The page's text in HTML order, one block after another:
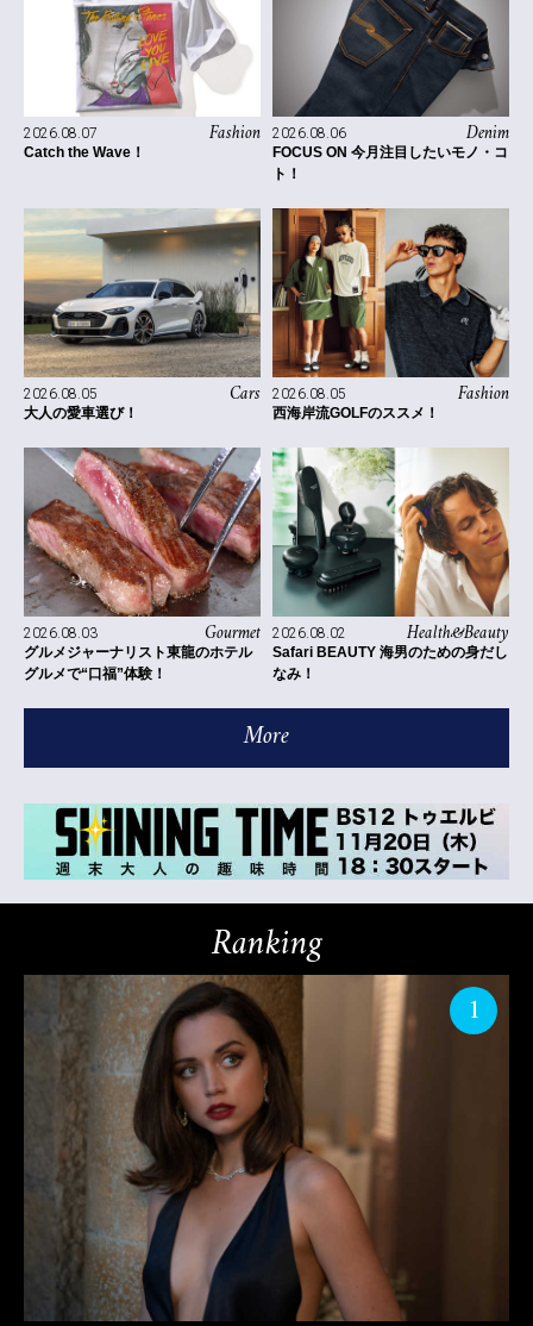
Fashion
2026.08.07
Catch the Wave！
Denim
2026.08.06
FOCUS ON 今月注目したいモノ・コ
ト！
Cars
2026.08.05
大人の愛車選び！
Fashion
2026.08.05
西海岸流GOLFのススメ！
Gourmet
2026.08.03
グルメジャーナリスト東龍のホテル
グルメで“口福”体験！
Health&Beauty
2026.08.02
Safari BEAUTY 海男のための身だし
なみ！
More
Ranking
1